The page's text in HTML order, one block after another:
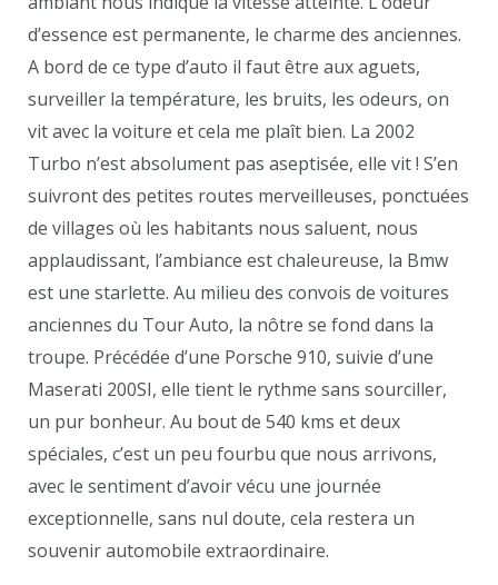
d’essence est permanente, le charme des anciennes.
A bord de ce type d’auto il faut être aux aguets,
surveiller la température, les bruits, les odeurs, on
vit avec la voiture et cela me plaît bien. La 2002
Turbo n’est absolument pas aseptisée, elle vit ! S’en
suivront des petites routes merveilleuses, ponctuées
de villages où les habitants nous saluent, nous
applaudissant, l’ambiance est chaleureuse, la Bmw
est une starlette. Au milieu des convois de voitures
anciennes du Tour Auto, la nôtre se fond dans la
troupe. Précédée d’une Porsche 910, suivie d’une
Maserati 200SI, elle tient le rythme sans sourciller,
un pur bonheur. Au bout de 540 kms et deux
spéciales, c’est un peu fourbu que nous arrivons,
avec le sentiment d’avoir vécu une journée
exceptionnelle, sans nul doute, cela restera un
souvenir automobile extraordinaire.